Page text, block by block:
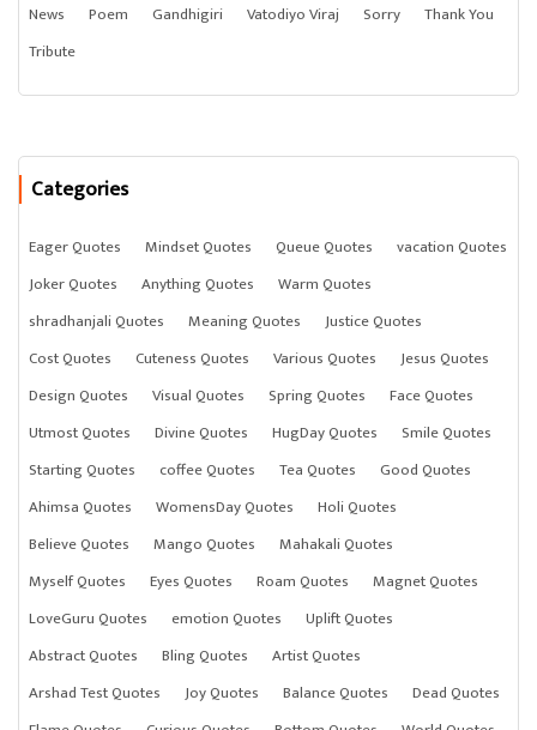
News
Poem Gandhigiri Vatodiyo Viraj Sorry
Thank You
Tribute
Categories
Eager Quotes Mindset Quotes Queue Quotes
vacation Quotes
Joker Quotes
Anything Quotes
Warm Quotes
shradhanjali Quotes
Meaning Quotes
Justice Quotes
Cost Quotes
Cuteness Quotes Various Quotes
Jesus Quotes
Design Quotes
Visual Quotes Spring Quotes
Face Quotes
Utmost Quotes
Divine Quotes HugDay Quotes
Smile Quotes
Starting Quotes
coffee Quotes Tea Quotes
Good Quotes
Ahimsa Quotes
WomensDay Quotes
Holi Quotes
Believe Quotes
Mango Quotes
Mahakali Quotes
Myself Quotes
Eyes Quotes Roam Quotes
Magnet Quotes
LoveGuru Quotes
emotion Quotes
Uplift Quotes
Abstract Quotes
Bling Quotes
Artist Quotes
Arshad Test Quotes
Joy Quotes Balance Quotes
Dead Quotes